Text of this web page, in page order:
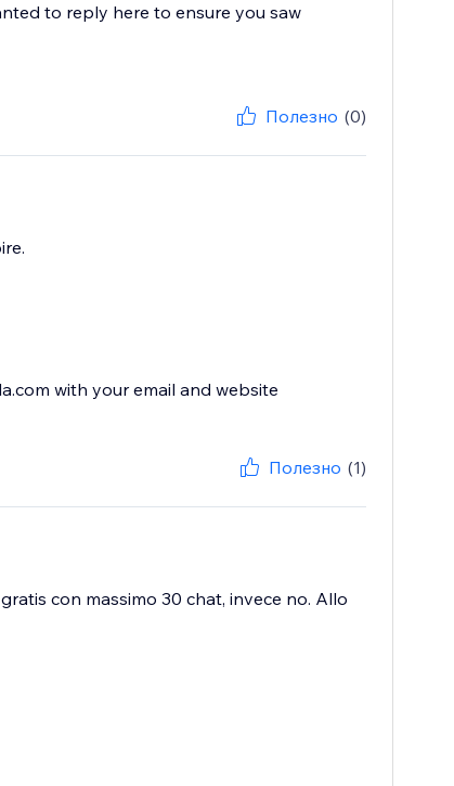
to reply here to ensure you saw
Полезно (0)
with your email and website
Полезно (1)
con massimo 30 chat, invece no. Allo